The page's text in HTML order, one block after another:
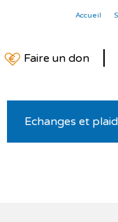
Accueil
Faire un don
Echanges et